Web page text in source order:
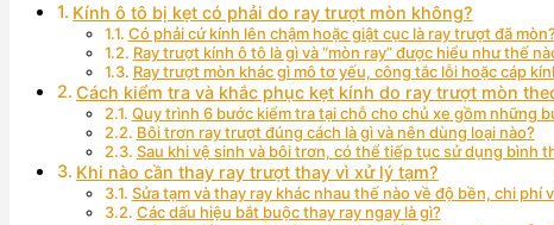
Kính ô tô bị kẹt có phải do ray trượt mòn không?
Có phải cứ kính lên chậm hoặc giật cục là ray trượt đã mòn?
Ray trượt kính ô tô là gì và “mòn ray” được hiểu như thế
Ray trượt mòn khác gì mô tơ yếu, công tắc lỗi hoặc cáp
Cách kiểm tra và khắc phục kẹt kính do ray trượt mòn
Quy trình 6 bước kiểm tra tại chỗ cho chủ xe gồm những
Bôi trơn ray trượt đúng cách là gì và nên dùng loại nào?
Sau khi vệ sinh và bôi trơn, có thể tiếp tục sử dụng bình
Khi nào cần thay ray trượt thay vì xử lý tạm?
Sửa tạm và thay ray khác nhau thế nào về độ bền, chi phí
Các dấu hiệu bắt buộc thay ray ngay là gì?